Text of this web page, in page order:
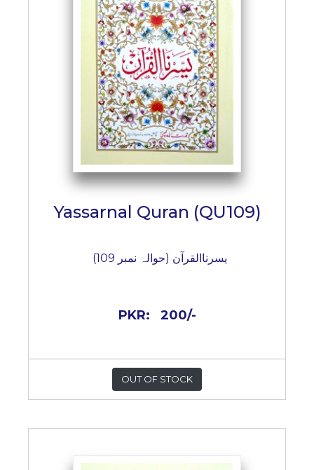
Yassarnal Quran (QU109)
یسرناالقرآن (حوالہ نمبر 109)
PKR: 200/-
OUT OF STOCK